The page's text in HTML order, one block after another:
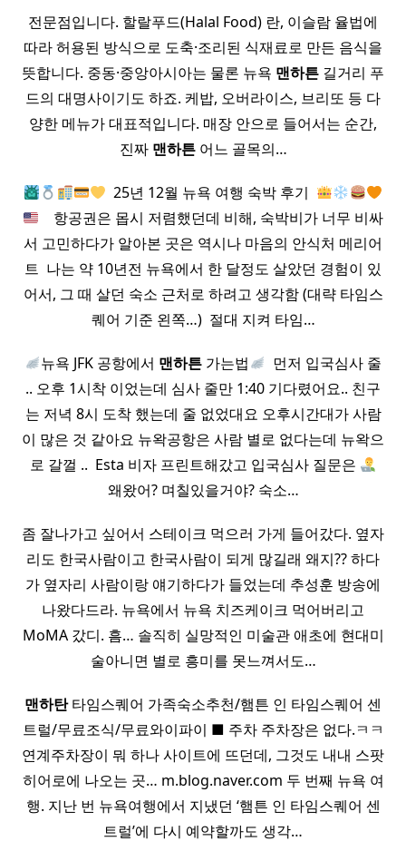
전문점입니다. 할랄푸드(Halal Food) 란, 이슬람 율법에
따라 허용된 방식으로 도축·조리된 식재료로 만든 음식을
뜻합니다. 중동·중앙아시아는 물론 뉴욕 맨하튼 길거리 푸
드의 대명사이기도 하죠. 케밥, 오버라이스, 브리또 등 다
양한 메뉴가 대표적입니다. 매장 안으로 들어서는 순간,
진짜 맨하튼어느 골목의…
​ 25년 12월 뉴욕 여행 숙박 후기 ​
​ ​ ​ 항공권은 몹시 저렴했던데 비해, 숙박비가 너무 비싸
서 고민하다가 알아본 곳은 역시나 마음의 안식처 메리어
트 ​ 나는 약 10년전 뉴욕에서 한 달정도 살았던 경험이 있
어서, 그 때 살던 숙소 근처로 하려고 생각함 (대략 타임스
퀘어 기준 왼쪽…) ​ 절대 지켜 타임…
뉴욕 JFK 공항에서 맨하튼 가는법
​ 먼저 입국심사 줄
.. 오후 1시착 이었는데 심사 줄만 1:40 기다렸어요.. 친구
는 저녁 8시 도착 했는데 줄 없었대요 오후시간대가 사람
이 많은 것 같아요 뉴왁공항은 사람 별로 없다는데 뉴왁으
로 갈껄 .. ​ Esta 비자 프린트해갔고 입국심사 질문은
왜왔어? 며칠있을거야? 숙소…
좀 잘나가고 싶어서 스테이크 먹으러 가게 들어갔다. 옆자
리도 한국사람이고 한국사람이 되게 많길래 왜지?? 하다
가 옆자리 사람이랑 얘기하다가 들었는데 추성훈 방송에
나왔다드라. 뉴욕에서 뉴욕 치즈케이크 먹어버리고
MoMA 갔디. 흠… 솔직히 실망적인 미술관 애초에 현대미
술아니면 별로 흥미를 못느껴서도…
맨하탄타임스퀘어 가족숙소추천/햄튼 인 타임스퀘어 센
트럴/무료조식/무료와이파이 ■ 주차 주차장은 없다.ㅋㅋ
연계주차장이 뭐 하나 사이트에 뜨던데, 그것도 내내 스팟
히어로에 나오는 곳… m.blog.naver.com 두 번째 뉴욕 여
행. 지난 번 뉴욕여행에서 지냈던 ‘햄튼 인 타임스퀘어 센
트럴’에 다시 예약할까도 생각…